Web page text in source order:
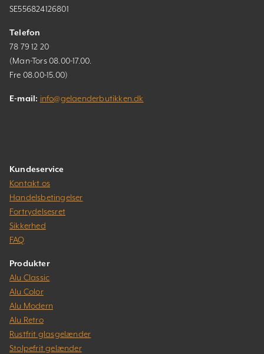
SE556824126801
Telefon
78 79 12 20
(Man-Tors 08.00-17.00.
Fre 08.00-15.00)
E-mail: info@gelaenderbutikken.dk
Kundeservice
Kontakt os
Handelsbetingelser
Fortrydelsesret
Sikkerhed
FAQ
Produkter
Alu Classic
Alu Color
Alu Modern
Alu Retro
Rustfrit glasgelænder
Stolpefrit gelænder